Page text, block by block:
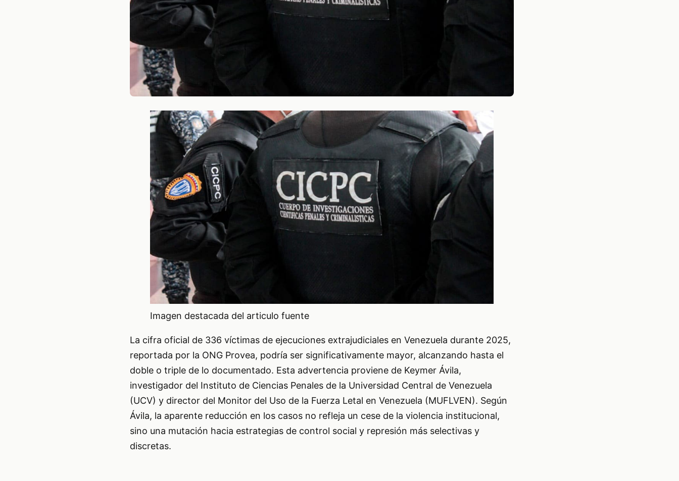
Imagen destacada del articulo fuente
La cifra oficial de 336 víctimas de ejecuciones extrajudiciales en Venezuela durante 2025,
reportada por la ONG Provea, podría ser significativamente mayor, alcanzando hasta el
doble o triple de lo documentado. Esta advertencia proviene de Keymer Ávila,
investigador del Instituto de Ciencias Penales de la Universidad Central de Venezuela
(UCV) y director del Monitor del Uso de la Fuerza Letal en Venezuela (MUFLVEN). Según
Ávila, la aparente reducción en los casos no refleja un cese de la violencia institucional,
sino una mutación hacia estrategias de control social y represión más selectivas y
discretas.